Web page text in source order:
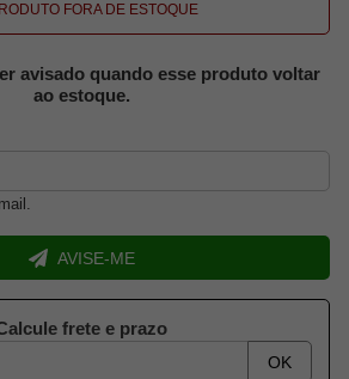
FORA DE ESTOQUE
avisado quando esse produto voltar
ao estoque.
AVISE-ME
frete e prazo
OK